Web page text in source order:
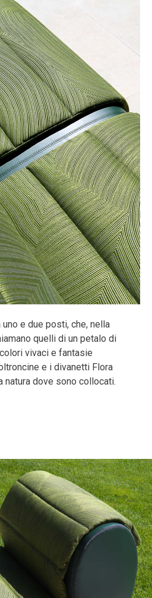
uno e due posti, che, nella
quelli di un petalo di
vivaci e fantasie
e i divanetti Flora
natura dove sono collocati.